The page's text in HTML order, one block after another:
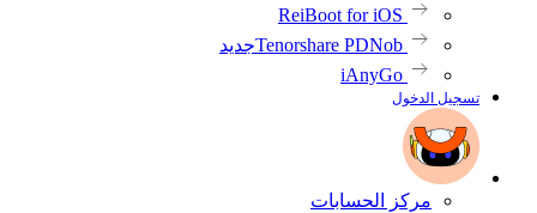
ReiBoot for iOS
Tenorshare PDNobجديد
iAnyGo
تسجيل الدخول
مركز الحسابات